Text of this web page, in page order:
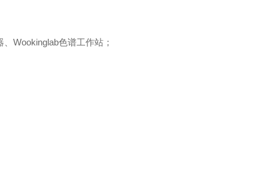
Wookinglab色谱工作站；